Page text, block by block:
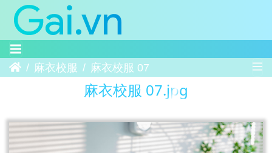
Trang chủ
麻衣校服 麻衣校服 07
麻衣校服 07.jpg